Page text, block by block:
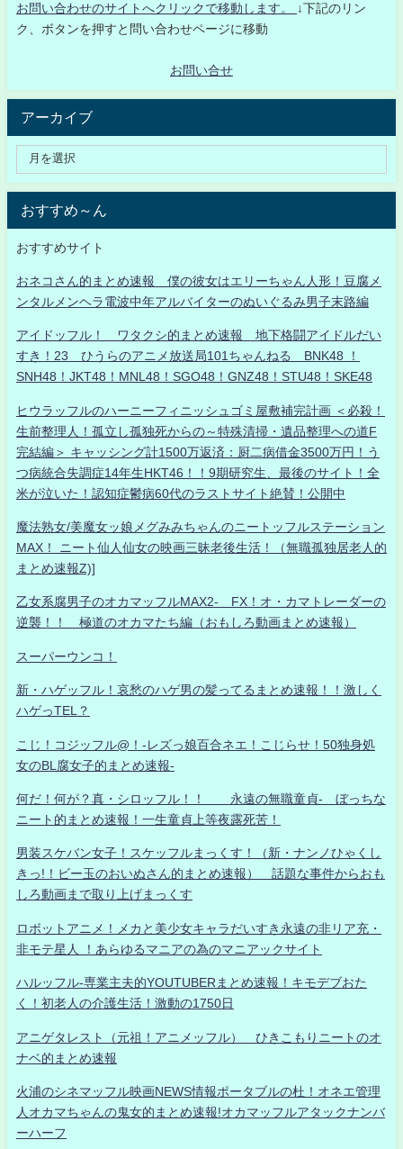
お問い合わせのサイトへクリックで移動します。
↓下記のリン
ク、ボタンを押すと問い合わせページに移動
お問い合せ
アーカイブ
おすすめ～ん
おすすめサイト
おネコさん的まとめ速報 僕の彼女はエリーちゃん人形！豆腐メ
ンタルメンヘラ電波中年アルバイターのぬいぐるみ男子末路編
アイドッフル！ ワタクシ的まとめ速報 地下格闘アイドルだい
すき！23 ひうらのアニメ放送局101ちゃんねる BNK48 ！
SNH48！JKT48！MNL48！SGO48！GNZ48！STU48！SKE48
ヒウラッフルのハーニーフィニッシュゴミ屋敷補完計画 ＜必殺！
生前整理人！孤立し孤独死からの～特殊清掃・遺品整理への道F
完結編＞ キャッシング計1500万返済：厨二病借金3500万円！う
つ病統合失調症14年生HKT46！！9期研究生、最後のサイト！全
米が泣いた！認知症鬱病60代のラストサイト絶賛！公開中
魔法熟女/美魔女ッ娘メグみみちゃんのニートッフルステーション
MAX！ ニート仙人仙女の映画三昧老後生活！（無職孤独居老人的
まとめ速報Z)]
乙女系腐男子のオカマッフルMAX2- FX！オ・カマトレーダーの
逆襲！！ 極道のオカマたち編（おもしろ動画まとめ速報）
スーパーウンコ！
新・ハゲッフル！哀愁のハゲ男の髪ってるまとめ速報！！激しく
ハゲっTEL？
こじ！コジッフル@！-レズっ娘百合ネエ！こじらせ！50独身処
女のBL腐女子的まとめ速報-
何だ！何が？真・シロッフル！！ 永遠の無職童貞- ぼっちな
ニート的まとめ速報！一生童貞上等夜露死苦！
男装スケバン女子！スケッフルまっくす！（新・ナンノひゃくし
きっ!！ビー玉のおいぬさん的まとめ速報） 話題な事件からおも
しろ動画まで取り上げまっくす
ロボットアニメ！メカと美少女キャラだいすき永遠の非リア充・
非モテ星人 ！あらゆるマニアの為のマニアックサイト
ハルッフル-専業主夫的YOUTUBERまとめ速報！キモデブおた
く！初老人の介護生活！激動の1750日
アニゲタレスト（元祖！アニメッフル） ひきこもりニートのオ
ナベ的まとめ速報
火浦のシネマッフル映画NEWS情報ポータブルの杜！オネエ管理
人オカマちゃんの鬼女的まとめ速報!オカマッフルアタックナンバ
ーハーフ